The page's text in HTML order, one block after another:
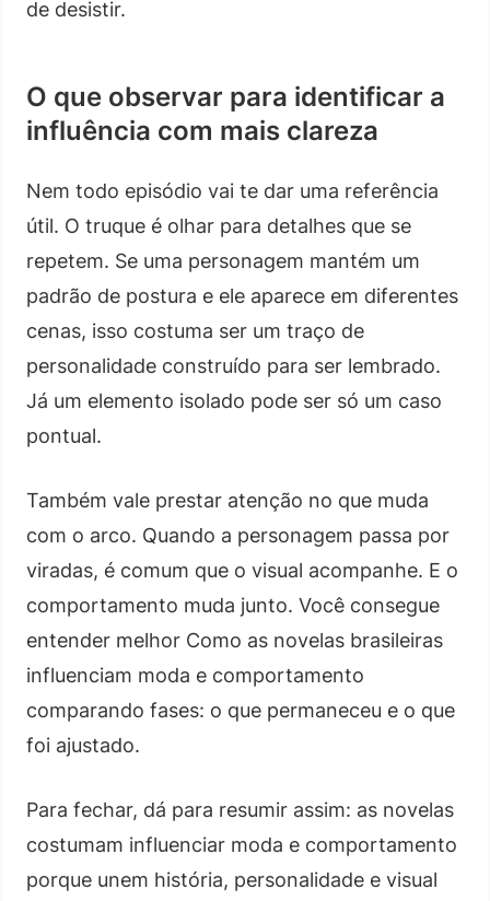
de desistir.
O que observar para identificar a
influência com mais clareza
Nem todo episódio vai te dar uma referência
útil. O truque é olhar para detalhes que se
repetem. Se uma personagem mantém um
padrão de postura e ele aparece em diferentes
cenas, isso costuma ser um traço de
personalidade construído para ser lembrado.
Já um elemento isolado pode ser só um caso
pontual.
Também vale prestar atenção no que muda
com o arco. Quando a personagem passa por
viradas, é comum que o visual acompanhe. E o
comportamento muda junto. Você consegue
entender melhor Como as novelas brasileiras
influenciam moda e comportamento
comparando fases: o que permaneceu e o que
foi ajustado.
Para fechar, dá para resumir assim: as novelas
costumam influenciar moda e comportamento
porque unem história, personalidade e visual